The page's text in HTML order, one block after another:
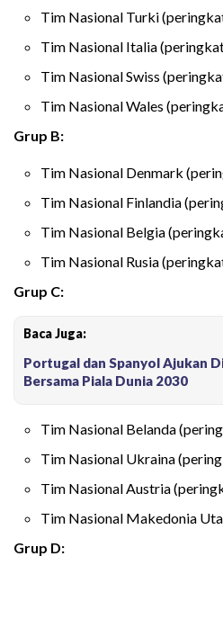
Tim Nasional Turki
Tim Nasional Italia
Tim Nasional Swiss
Tim Nasional Wales
Grup B:
Tim Nasional Denmark
Tim Nasional Finlandia
Tim Nasional Belgia
Tim Nasional Rusia
Grup C:
Baca Juga:
Portugal dan Spanyol Ajukan
Bersama Piala Dunia 2030
Tim Nasional Belanda
Tim Nasional Ukraina
Tim Nasional Austria
Tim Nasional Makedonia
Grup D: